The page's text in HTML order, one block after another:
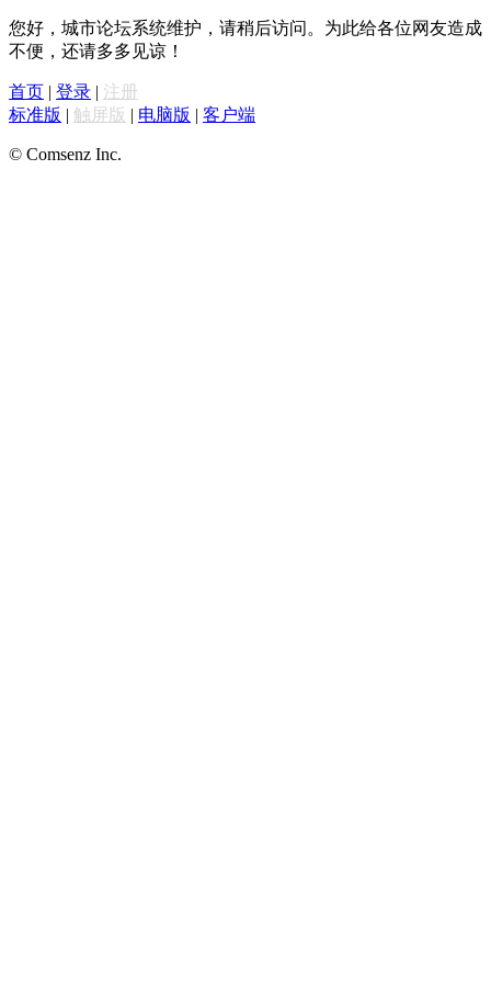
您好，城市论坛系统维护，请稍后访问。为此给各位网友造成
不便，还请多多见谅！
首页 | 登录 | 注册
标准版 | 触屏版 | 电脑版 | 客户端
© Comsenz Inc.